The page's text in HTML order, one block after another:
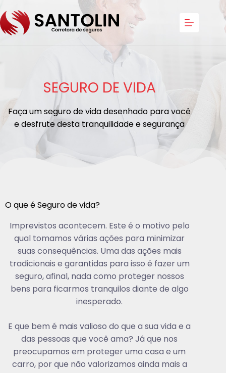
SEGURO DE VIDA
Faça um seguro de vida desenhado para você
e desfrute desta tranquilidade e segurança
O que é Seguro de vida?
Imprevistos acontecem. Este é o motivo pelo
qual tomamos várias ações para minimizar
suas consequências. Uma das ações mais
tradicionais e garantidas para isso é fazer um
seguro, afinal, nada como proteger nossos
bens para ficarmos tranquilos diante de algo
inesperado.
E que bem é mais valioso do que a sua vida e a
das pessoas que você ama? Já que nos
preocupamos em proteger uma casa e um
carro, por que não valorizamos ainda mais a